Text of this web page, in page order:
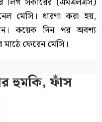
মেসি। ধারণা করা হয়,
কয়েক দিন পর অবশ্য
ফেরেন মেসি।
হুমকি, ফাঁস